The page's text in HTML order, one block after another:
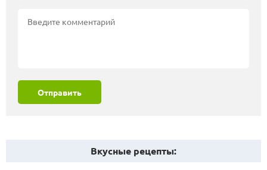
Отправить
Вкусные рецепты: